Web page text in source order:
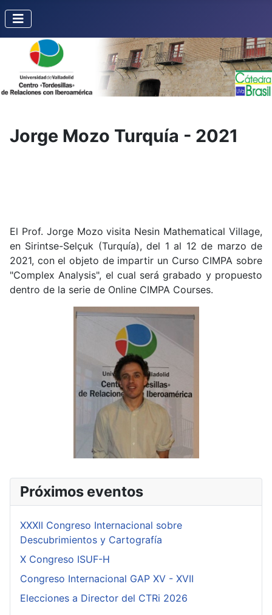
Jorge Mozo Turquía - 2021
El Prof. Jorge Mozo visita Nesin Mathematical Village,
en Sirintse-Selçuk (Turquía), del 1 al 12 de marzo de
2021, con el objeto de impartir un Curso CIMPA sobre
"Complex Analysis", el cual será grabado y propuesto
dentro de la serie de Online CIMPA Courses.
Próximos eventos
XXXII Congreso Internacional sobre
Descubrimientos y Cartografía
X Congreso ISUF-H
Congreso Internacional GAP XV - XVII
Elecciones a Director del CTRi 2026